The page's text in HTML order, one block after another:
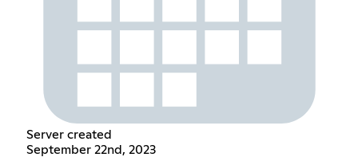
Server created
September 22nd, 2023